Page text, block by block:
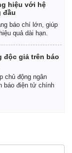
hiệu với hệ
đầu
báo chí lớn, giúp
quả dài hạn.
độc giả trên báo
chủ động ngân
báo điện tử chính